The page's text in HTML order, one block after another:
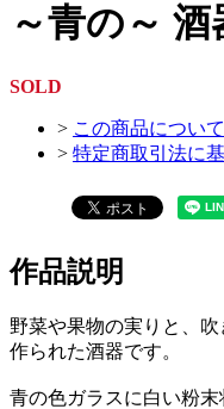
～青の～
SOLD
> この商品につい
> 特定商取引法に
作品説明
野菜や果物の実りと、
作られた酒器です。
青の色ガラスに白い粉